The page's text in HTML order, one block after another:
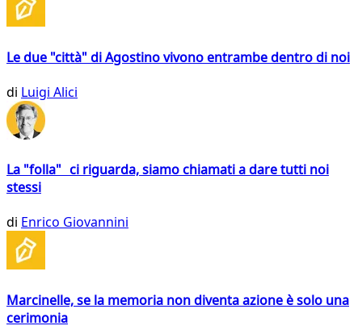
Le due "città" di Agostino vivono entrambe dentro di noi
di Luigi Alici
La "folla" ci riguarda, siamo chiamati a dare tutti noi
stessi
di Enrico Giovannini
Marcinelle, se la memoria non diventa azione è solo una
cerimonia